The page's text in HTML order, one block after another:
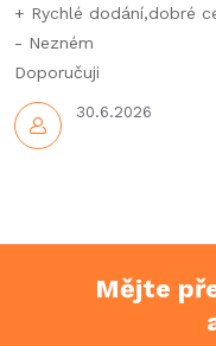
30.6.2026
+ Rychlé dodání,dobré
- Nezném
Doporučuji
Mějte